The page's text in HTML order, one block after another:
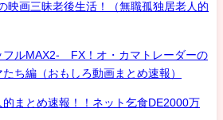
映画三昧老後生活！（無職孤独居老人的
フルMAX2- FX！オ・カマトレーダーの
ち編（おもしろ動画まとめ速報）
まとめ速報！！ネット乞食DE2000万